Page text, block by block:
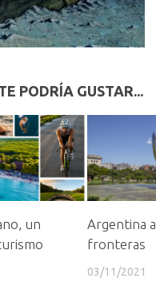
PODRÍA GUSTAR...
un
Argentina
fronteras
03/11/2021